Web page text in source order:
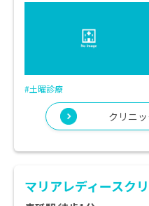
#土曜診療
クリニ
マリアレディースク